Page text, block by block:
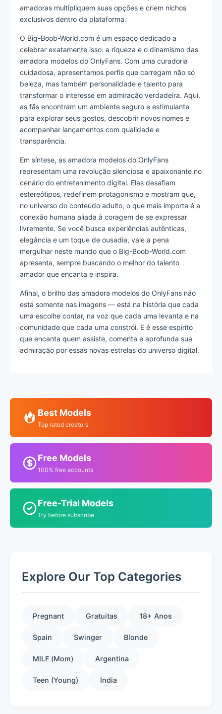
amadoras multipliquem suas opções e criem nichos
exclusivos dentro da plataforma.
O Big-Boob-World.com é um espaço dedicado a
celebrar exatamente isso: a riqueza e o dinamismo das
amadora modelos do OnlyFans. Com uma curadoria
cuidadosa, apresentamos perfis que carregam não só
beleza, mas também personalidade e talento para
transformar o interesse em admiração verdadeira. Aqui,
as fãs encontram um ambiente seguro e estimulante
para explorar seus gostos, descobrir novos nomes e
acompanhar lançamentos com qualidade e
transparência.
Em síntese, as amadora modelos do OnlyFans
representam uma revolução silenciosa e apaixonante no
cenário do entretenimento digital. Elas desafiam
estereótipos, redefinem protagonismo e mostram que,
no universo do conteúdo adulto, o que mais importa é a
conexão humana aliada à coragem de se expressar
livremente. Se você busca experiências autênticas,
elegância e um toque de ousadia, vale a pena
mergulhar neste mundo que o Big-Boob-World.com
apresenta, sempre buscando o melhor do talento
amador que encanta e inspira.
Afinal, o brilho das amadora modelos do OnlyFans não
está somente nas imagens — está na história que cada
uma escolhe contar, na voz que cada uma levanta e na
comunidade que cada uma constrói. E é esse espírito
que encanta quem assiste, comenta e aprofunda sua
admiração por essas novas estrelas do universo digital.
Best Models
Top rated creators
Free Models
100% free accounts
Free-Trial Models
Try before subscribe
Explore Our Top Categories
Pregnant Gratuitas 18+ Anos
Spain Swinger Blonde
MILF (Mom) Argentina
Teen (Young) India